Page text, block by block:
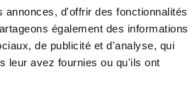
d'offrir des fonctionnalités
également des informations
de publicité et d'analyse, qui
leur avez fournies ou qu'ils ont